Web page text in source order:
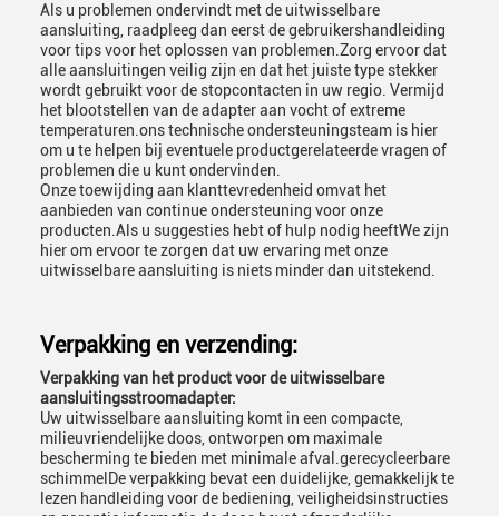
Als u problemen ondervindt met de uitwisselbare
aansluiting, raadpleeg dan eerst de gebruikershandleiding
voor tips voor het oplossen van problemen.Zorg ervoor dat
alle aansluitingen veilig zijn en dat het juiste type stekker
wordt gebruikt voor de stopcontacten in uw regio. Vermijd
het blootstellen van de adapter aan vocht of extreme
temperaturen.ons technische ondersteuningsteam is hier
om u te helpen bij eventuele productgerelateerde vragen of
problemen die u kunt ondervinden.
Onze toewijding aan klanttevredenheid omvat het
aanbieden van continue ondersteuning voor onze
producten.Als u suggesties hebt of hulp nodig heeftWe zijn
hier om ervoor te zorgen dat uw ervaring met onze
uitwisselbare aansluiting is niets minder dan uitstekend.
Verpakking en verzending:
Verpakking van het product voor de uitwisselbare
aansluitingsstroomadapter:
Uw uitwisselbare aansluiting komt in een compacte,
milieuvriendelijke doos, ontworpen om maximale
bescherming te bieden met minimale afval.gerecycleerbare
schimmelDe verpakking bevat een duidelijke, gemakkelijk te
lezen handleiding voor de bediening, veiligheidsinstructies